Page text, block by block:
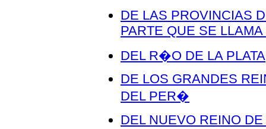
DE LAS PROVINCIAS
PARTE QUE SE
DEL R�O DE LA PLATA
DE LOS GRANDES
DEL PER�
DEL NUEVO REINO